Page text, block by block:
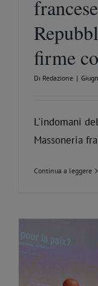
firme
Di Redazione |
L'indomani
Massoneria
Continua a leggere